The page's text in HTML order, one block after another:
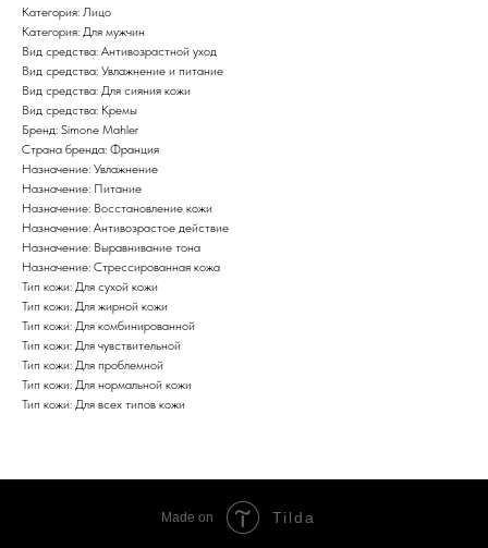
Категория: Лицо
Категория: Для мужчин
Вид средства: Антивозрастной уход
Вид средства: Увлажнение и питание
Вид средства: Для сияния кожи
Вид средства: Кремы
Бренд: Simone Mahler
Страна бренда: Франция
Назначение: Увлажнение
Назначение: Питание
Назначение: Восстановление кожи
Назначение: Антивозрастое действие
Назначение: Выравнивание тона
Назначение: Стрессированная кожа
Тип кожи: Для сухой кожи
Тип кожи: Для жирной кожи
Тип кожи: Для комбинированной
Тип кожи: Для чувствительной
Тип кожи: Для проблемной
Тип кожи: Для нормальной кожи
Тип кожи: Для всех типов кожи
Made on Tilda